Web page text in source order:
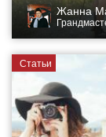
Жанна
Статьи